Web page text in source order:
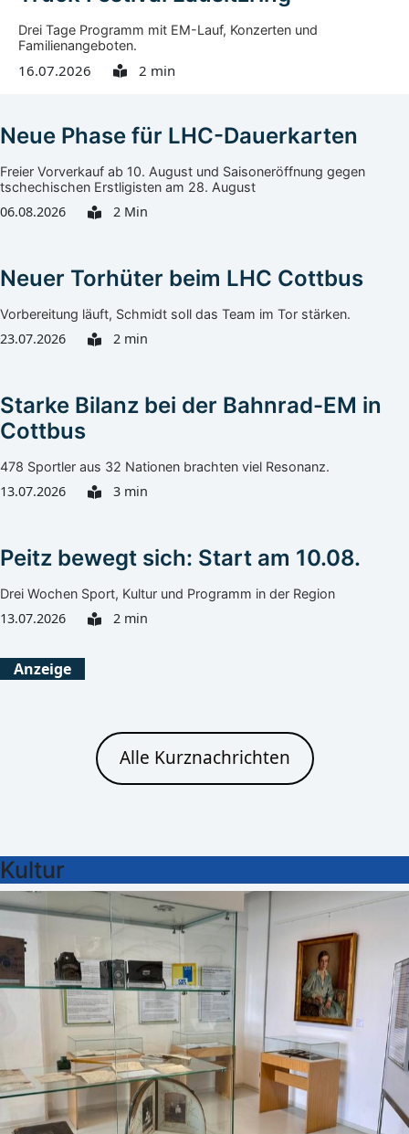
Drei Tage Programm mit EM-Lauf, Konzerten und
Familienangeboten.
16.07.2026 2 min
Neue Phase für LHC-Dauerkarten
Freier Vorverkauf ab 10. August und Saisoneröffnung gegen
tschechischen Erstligisten am 28. August
06.08.2026 2 Min
Neuer Torhüter beim LHC Cottbus
Vorbereitung läuft, Schmidt soll das Team im Tor stärken.
23.07.2026 2 min
Starke Bilanz bei der Bahnrad-EM in
Cottbus
478 Sportler aus 32 Nationen brachten viel Resonanz.
13.07.2026 3 min
Peitz bewegt sich: Start am 10.08.
Drei Wochen Sport, Kultur und Programm in der Region
13.07.2026 2 min
Anzeige
Alle Kurznachrichten
Kultur